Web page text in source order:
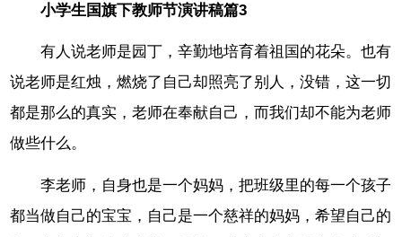
小学生国旗下教师节演讲稿篇3
有人说老师是园丁，辛勤地培育着祖国的花朵。也有
说老师是红烛，燃烧了自己却照亮了别人，没错，这一切
都是那么的真实，老师在奉献自己，而我们却不能为老师
做些什么。
李老师，自身也是一个妈妈，把班级里的每一个孩子
都当做自己的宝宝，自己是一个慈祥的妈妈，希望自己的